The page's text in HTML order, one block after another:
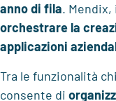
anno di fila.
orchestrare la
applicazioni
Tra le funzionalità
consente di